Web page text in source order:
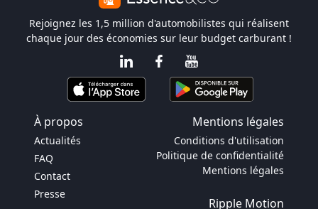
Rejoignez les 1,5 million d'automobilistes qui réalisent
chaque jour des économies sur leur budget carburant !
À propos Mentions légales
Actualités
FAQ
Contact
Presse
Conditions d'utilisation
Politique de confidentialité
Mentions légales
Ripple Motion